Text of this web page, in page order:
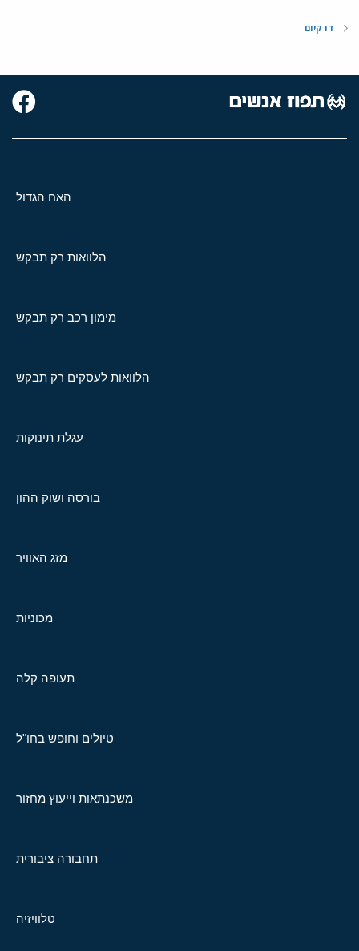
דו קיום
האח הגדול
הלוואות רק תבקש
מימון רכב רק תבקש
הלוואות לעסקים רק תבקש
עגלת תינוקות
בורסה ושוק ההון
מזג האוויר
מכוניות
תעופה קלה
טיולים וחופש בחו"ל
משכנתאות וייעוץ מחזור
תחבורה ציבורית
טלוויזיה